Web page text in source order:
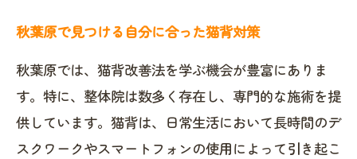
秋葉原で見つける自分に合った猫背対策
秋葉原では、猫背改善法を学ぶ機会が豊富にありま
す。特に、整体院は数多く存在し、専門的な施術を提
供しています。猫背は、日常生活において長時間のデ
スクワークやスマートフォンの使用によって引き起こ